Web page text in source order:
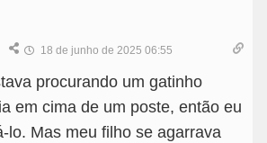
18 de junho de 2025 06:55
procurando um gatinho
em cima de um poste, então eu
lo. Mas meu filho se agarrava